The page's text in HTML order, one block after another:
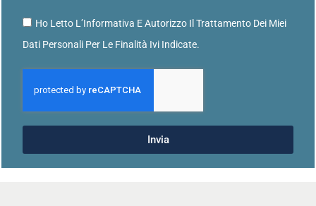
Ho Letto L’Informativa E Autorizzo Il Trattamento Dei Miei
Dati Personali Per Le Finalità Ivi Indicate.
Invia